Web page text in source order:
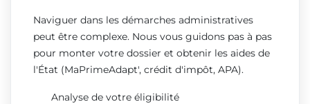
Naviguer dans les démarches administratives
peut être complexe. Nous vous guidons pas à pas
pour monter votre dossier et obtenir les aides de
l'État (MaPrimeAdapt', crédit d'impôt, APA).
Analyse de votre éligibilité